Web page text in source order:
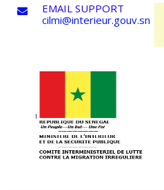
EMAIL SUPPORT
cilmi@interieur.gouv.sn